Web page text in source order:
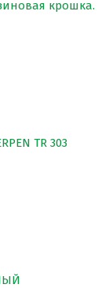
крошка.
TR 303